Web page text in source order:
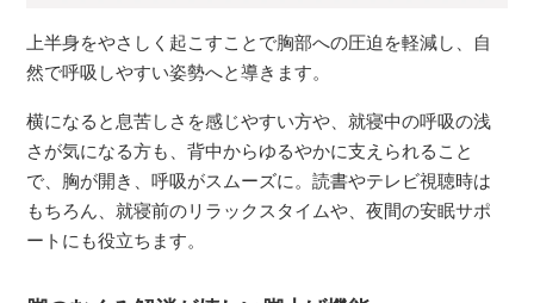
上半身をやさしく起こすことで胸部への圧迫を軽減し、自
然で呼吸しやすい姿勢へと導きます。
横になると息苦しさを感じやすい方や、就寝中の呼吸の浅
さが気になる方も、背中からゆるやかに支えられること
で、胸が開き、呼吸がスムーズに。読書やテレビ視聴時は
もちろん、就寝前のリラックスタイムや、夜間の安眠サポ
ートにも役立ちます。